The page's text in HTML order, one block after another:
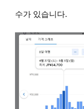
수가 있습니다.